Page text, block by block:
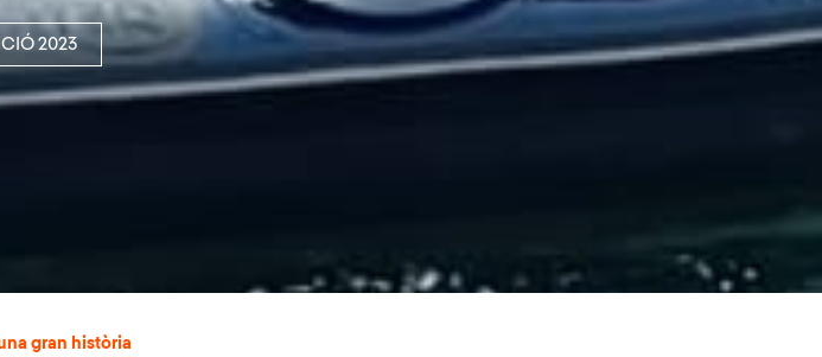
2023
gran història